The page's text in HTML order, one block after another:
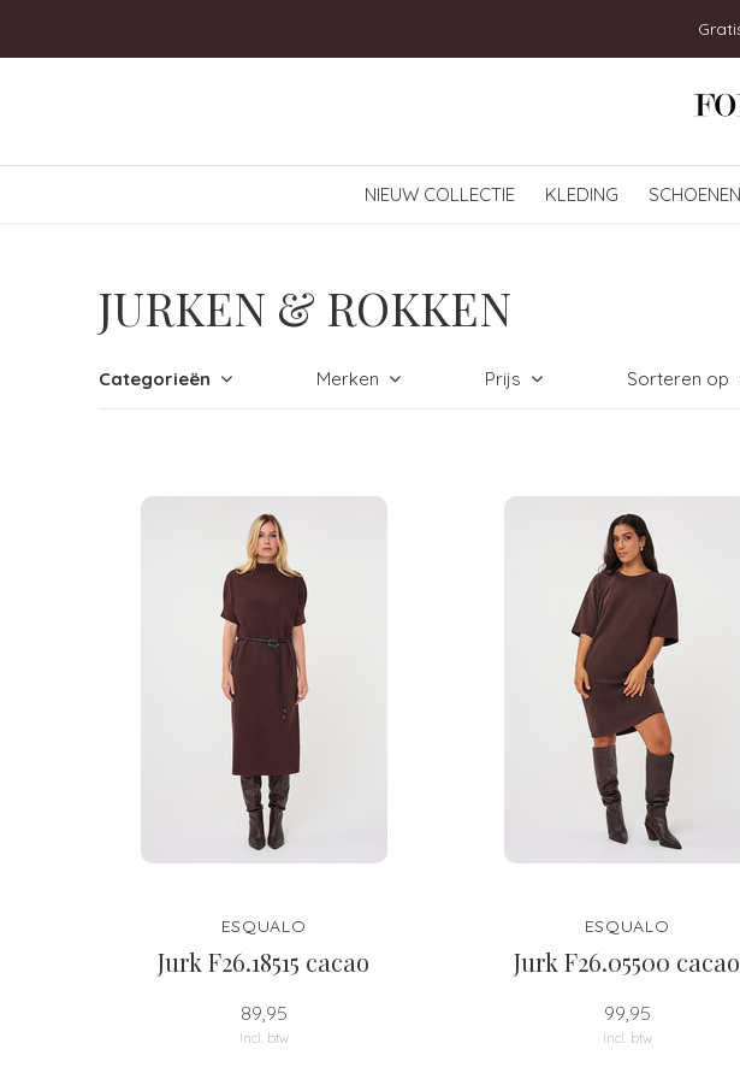
NIEUW COLLECTIE KLEDING SCHOENEN
JURKEN & ROKKEN
Categorieën Merken Prijs Sorteren op
ESQUALO
Jurk F26.18515 cacao
89,95
Incl. btw
ESQUALO
Jurk F26.05500 cacao
99,95
Incl. btw